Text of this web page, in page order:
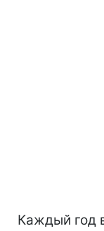
Каждый год